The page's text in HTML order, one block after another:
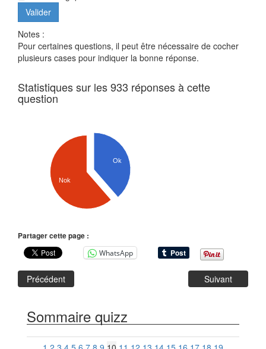
Notes :
Pour certaines questions, il peut être nécessaire de cocher
plusieurs cases pour indiquer la bonne réponse.
Statistiques sur les 933 réponses à cette
question
Ok
Nok
Partager cette page :
WhatsApp
Précédent Suivant
Sommaire quizz